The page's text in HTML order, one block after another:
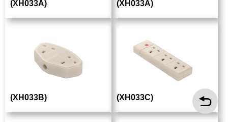
(XH033A) (XH033A)
(XH033B) (XH033C)